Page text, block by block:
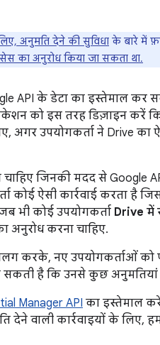
अनुमति देने की सुविधा के बारे में
का अनुरोध किया जा सकता था.
API के डेटा का इस्तेमाल
को इस तरह डिज़ाइन करें
उपयोगकर्ता ने Drive का
जिनकी मदद से Google
कोई ऐसी कार्रवाई करता है
भी कोई उपयोगकर्ता Drive में
करना चाहिए.
करके, नए उपयोगकर्ताओं को
है कि उनसे कुछ अनुमतियां
Manager API का इस्तेमाल
वाली कार्रवाइयों के लिए,